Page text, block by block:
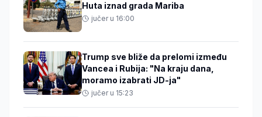
Huta iznad grada Mariba
jučer u 16:00
Trump sve bliže da prelomi između
Vancea i Rubija: "Na kraju dana,
moramo izabrati JD-ja"
jučer u 15:23